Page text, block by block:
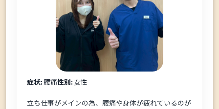
症状: 腰痛性別: 女性
立ち仕事がメインの為、腰痛や身体が疲れているのが